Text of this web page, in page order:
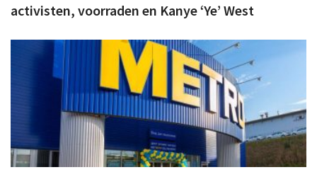
activisten, voorraden en Kanye ‘Ye’ West